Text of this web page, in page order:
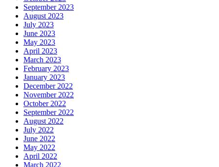
September 2023
August 2023
July 2023
June 2023
May 2023
April 2023
March 2023
February 2023
January 2023
December 2022
November 2022
October 2022
September 2022
August 2022
July 2022
June 2022
May 2022
April 2022
March 2022